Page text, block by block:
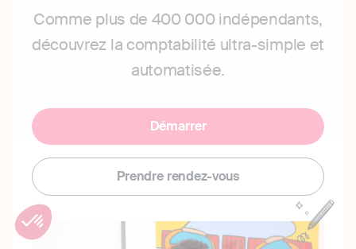
Comme plus de 400 000 indépendants,
découvrez la comptabilité ultra-simple et
automatisée.
Démarrer
Prendre rendez-vous